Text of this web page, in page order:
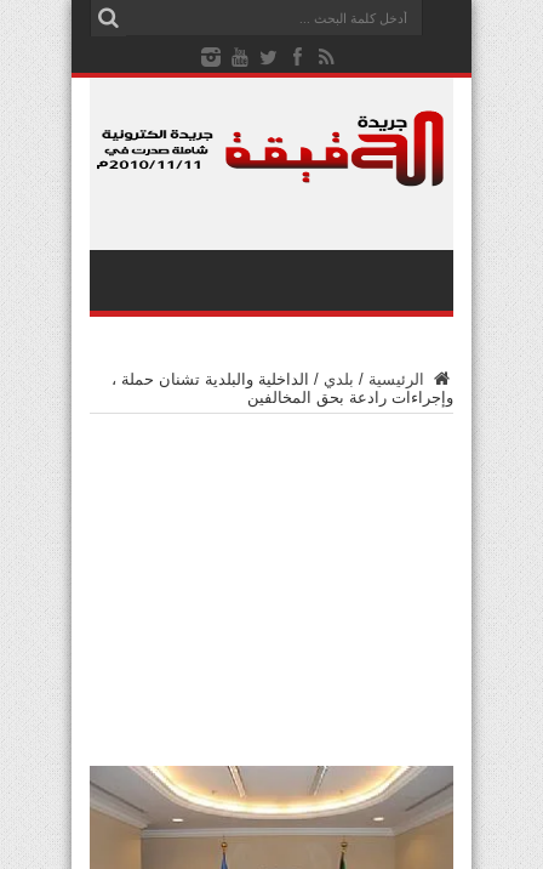
الرئيسية / بلدي / الداخلية والبلدية تشنان حملة ،
وإجراءات رادعة بحق المخالفين